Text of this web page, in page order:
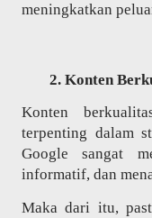
meningkatkan
Konten
Konten
terpenting dalam
Google sangat
informatif, dan
Maka dari itu,